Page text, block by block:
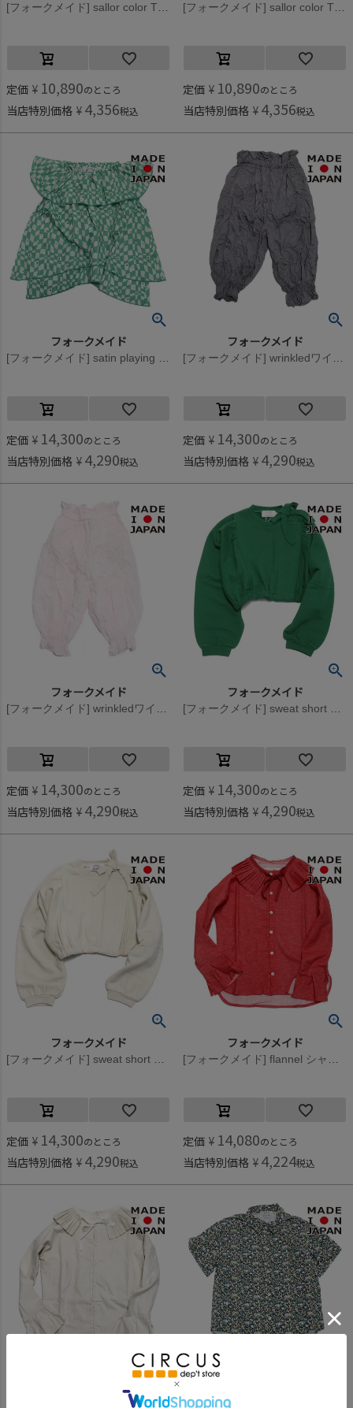
[フォークメイド] sallor color Tシャツ ブラック
定価 ¥ 10,890のところ
当店特別価格 ¥ 4,356税込
[フォークメイド] sallor color Tシャツ ブルー
定価 ¥ 10,890のところ
当店特別価格 ¥ 4,356税込
フォークメイド
[フォークメイド] satin playing card wink プルオーバー ペパーミント×グリーン
定価 ¥ 14,300のところ
当店特別価格 ¥ 4,290税込
フォークメイド
[フォークメイド] wrinkledワイドパンツ グレー
定価 ¥ 14,300のところ
当店特別価格 ¥ 4,290税込
フォークメイド
[フォークメイド] wrinkledワイドパンツ ピンク
定価 ¥ 14,300のところ
当店特別価格 ¥ 4,290税込
フォークメイド
[フォークメイド] sweat short ブルゾン グリーン
定価 ¥ 14,300のところ
当店特別価格 ¥ 4,290税込
フォークメイド
[フォークメイド] sweat short ブルゾン アイボリー
定価 ¥ 14,300のところ
当店特別価格 ¥ 4,290税込
フォークメイド
[フォークメイド] flannel シャツ レッド
定価 ¥ 14,080のところ
当店特別価格 ¥ 4,224税込
フォークメイド